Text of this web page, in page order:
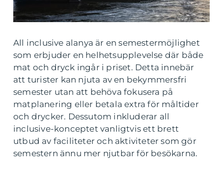
All inclusive alanya är en semestermöjlighet
som erbjuder en helhetsupplevelse där både
mat och dryck ingår i priset. Detta innebär
att turister kan njuta av en bekymmersfri
semester utan att behöva fokusera på
matplanering eller betala extra för måltider
och drycker. Dessutom inkluderar all
inclusive-konceptet vanligtvis ett brett
utbud av faciliteter och aktiviteter som gör
semestern ännu mer njutbar för besökarna.